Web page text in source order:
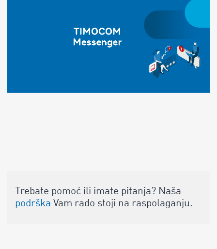
Trebate pomoć ili imate pitanja? Naša
podrška Vam rado stoji na raspolaganju.